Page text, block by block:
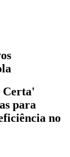
para
no